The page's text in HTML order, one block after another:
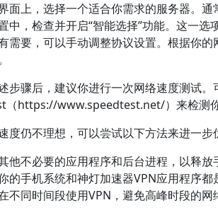
面上，选择一个适合你需求的服务器。通
中，检查并开启“智能选择”功能。这一选
需要，可以手动调整协议设置。根据你的
步骤后，建议你进行一次网络速度测试
（https://www.speedtest.net/）来检测你
度仍不理想，可以尝试以下方法来进一步
他不必要的应用程序和后台进程，以释放
的手机系统和神灯加速器VPN应用程序都
不同时间段使用VPN，避免高峰时段的网